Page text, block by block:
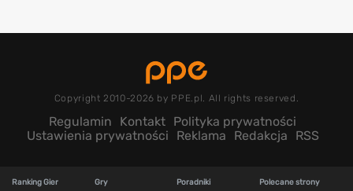
Copyright 2010-2026 by PPE.pl. All rights reserved.
Regulamin Kontakt Polityka prywatności
Ustawienia prywatności
Reklama Redakcja RSS
Ranking Gier Gry Poradniki Polecane strony